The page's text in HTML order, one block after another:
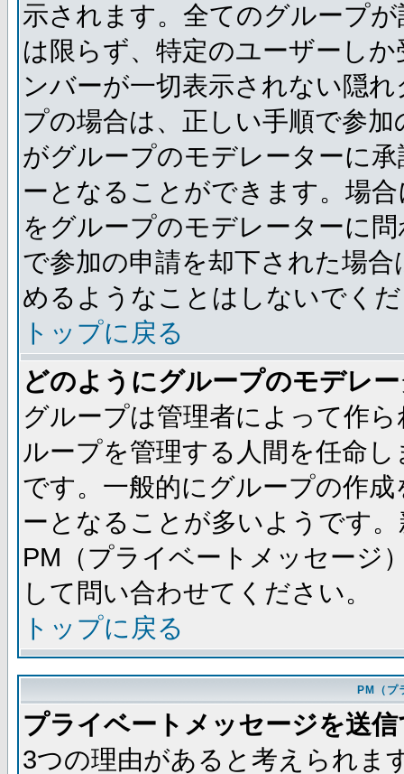
示されます。全てのグループ
は限らず、特定のユーザーし
ンバーが一切表示されない隠
プの場合は、正しい手順で参
がグループのモデレーターに
ーとなることができます。場
をグループのモデレーターに
で参加の申請を却下された場
めるようなことはしないでく
トップに戻る
どのようにグループのモデレ
グループは管理者によって作
ループを管理する人間を任命
です。一般的にグループの作
ーとなることが多いようです
PM（プライベートメッセージ
して問い合わせてください。
トップに戻る
PM（プ
プライベートメッセージを送
3つの理由があると考えられま